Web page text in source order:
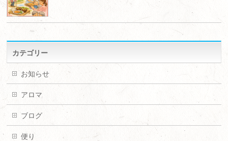
カテゴリー
お知らせ
アロマ
ブログ
便り